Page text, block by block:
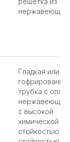
нержавеющей
Гладкая или
трубка с
нержавеющей
с высокой
химической
стойкостью и